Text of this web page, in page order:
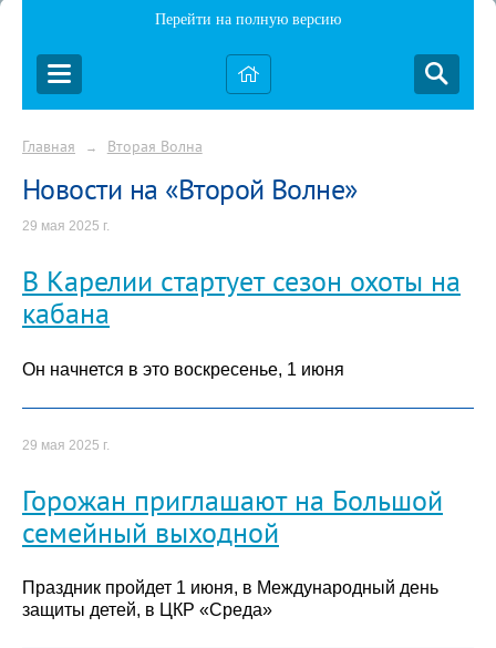
Перейти на полную версию
Главная → Вторая Волна
Новости на «Второй Волне»
29 мая 2025 г.
В Карелии стартует сезон охоты на
кабана
Он начнется в это воскресенье, 1 июня
29 мая 2025 г.
Горожан приглашают на Большой
семейный выходной
Праздник пройдет 1 июня, в Международный день
защиты детей, в ЦКР «Среда»